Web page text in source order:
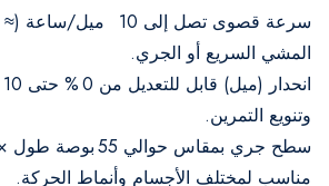
المشي السريع أو الجري.
وتنويع التمرين.
مناسب لمختلف الأجسام وأنماط الحركة.